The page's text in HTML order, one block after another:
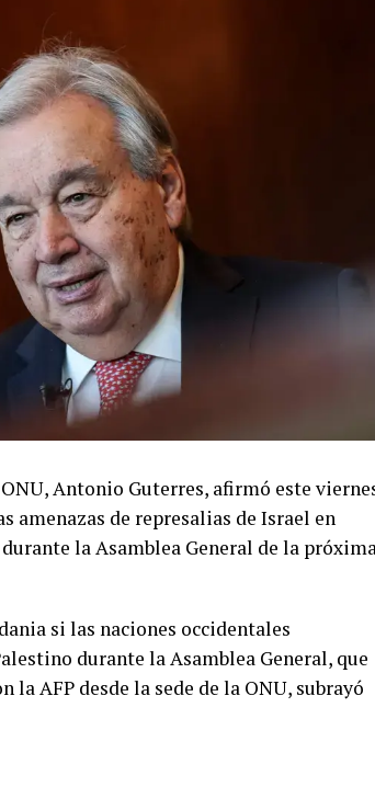
Antonio Guterres, afirmó este
amenazas de represalias de Israel en
la Asamblea General de la
si las naciones occidentales
durante la Asamblea General, que
la AFP desde la sede de la ONU, subrayó